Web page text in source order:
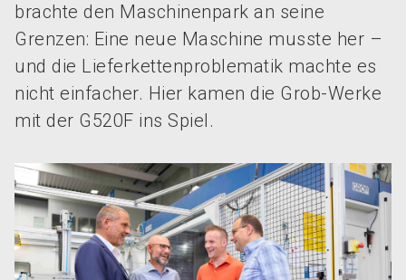
brachte den Maschinenpark an seine
Grenzen: Eine neue Maschine musste her –
und die Lieferkettenproblematik machte es
nicht einfacher. Hier kamen die Grob-Werke
mit der G520F ins Spiel.